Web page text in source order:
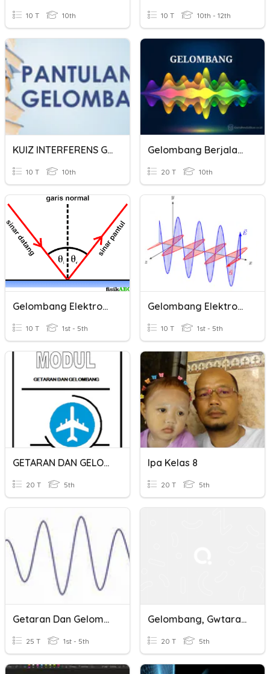
10 T 10th 10 T 10th - 12th
KUIZ INTERFERENS GELOMBANG
10 T 10th
Gelombang Berjalan & Stasioner
20 T 10th
Gelombang Elektromagnetik
10 T 1st - 5th
Gelombang Elektromagnetik
10 T 1st - 5th
GETARAN DAN GELOMBANG
20 T 5th
Ipa Kelas 8
20 T 5th
Getaran Dan Gelombang
25 T 1st - 5th
Gelombang, Gwtaran, Dan Cahaya
20 T 5th